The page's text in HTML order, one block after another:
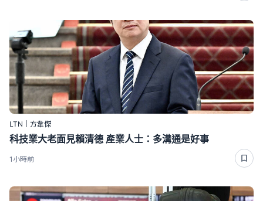
LTN｜方韋傑
科技業大老面見賴清德 產業人士：多溝通是好事
1小時前